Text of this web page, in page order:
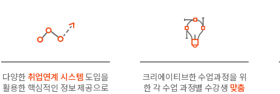
다양한 취업연계 시스템도입을
활용한 핵심적인 정보 제공으로
크리에이티브한 수업과정을 위
한 각 수업 과정별 수강생 맞춤